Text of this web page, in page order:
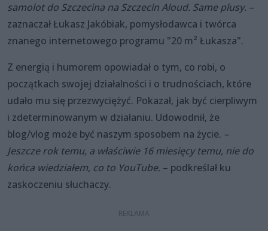
samolot do Szczecina na Szczecin Aloud. Same plusy. –
zaznaczał Łukasz Jakóbiak, pomysłodawca i twórca
znanego internetowego programu "20 m² Łukasza".
Z energią i humorem opowiadał o tym, co robi, o
początkach swojej działalności i o trudnościach, które
udało mu się przezwyciężyć. Pokazał, jak być cierpliwym
i zdeterminowanym w działaniu. Udowodnił, że
blog/vlog może być naszym sposobem na życie. –
Jeszcze rok temu, a właściwie 16 miesięcy temu, nie do
końca wiedziałem, co to YouTube. – podkreślał ku
zaskoczeniu słuchaczy.